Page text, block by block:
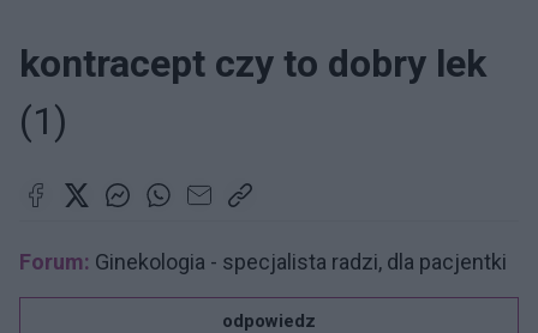
kontracept czy to dobry lek
(1)
Forum: Ginekologia - specjalista radzi, dla pacjentki
odpowiedz